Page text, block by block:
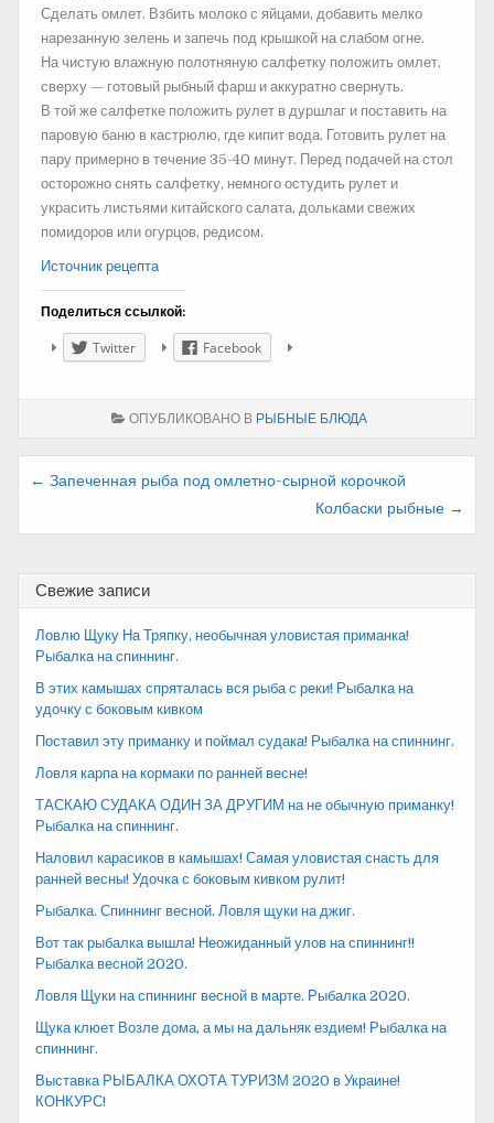
Сделать омлет. Взбить молоко с яйцами, добавить мелко
нарезанную зелень и запечь под крышкой на слабом огне.
На чистую влажную полотняную салфетку положить омлет,
сверху — готовый рыбный фарш и аккуратно свернуть.
В той же салфетке положить рулет в дуршлаг и поставить на
паровую баню в кастрюлю, где кипит вода. Готовить рулет на
пару примерно в течение 35-40 минут. Перед подачей на стол
осторожно снять салфетку, немного остудить рулет и
украсить листьями китайского салата, дольками свежих
помидоров или огурцов, редисом.
Источник рецепта
Поделиться ссылкой:
Twitter Facebook
ОПУБЛИКОВАНО В РЫБНЫЕ БЛЮДА
Навигация
← Запеченная рыба под омлетно-сырной корочкой
Колбаски рыбные →
Свежие записи
Ловлю Щуку На Тряпку, необычная уловистая приманка!
Рыбалка на спиннинг.
В этих камышах спряталась вся рыба с реки! Рыбалка на
удочку с боковым кивком
Поставил эту приманку и поймал судака! Рыбалка на спиннинг.
Ловля карпа на кормаки по ранней весне!
ТАСКАЮ СУДАКА ОДИН ЗА ДРУГИМ на не обычную приманку!
Рыбалка на спиннинг.
Наловил карасиков в камышах! Самая уловистая снасть для
ранней весны! Удочка с боковым кивком рулит!
Рыбалка. Спиннинг весной. Ловля щуки на джиг.
Вот так рыбалка вышла! Неожиданный улов на спиннинг!!
Рыбалка весной 2020.
Ловля Щуки на спиннинг весной в марте. Рыбалка 2020.
Щука клюет Возле дома, а мы на дальняк ездием! Рыбалка на
спиннинг.
Выставка РЫБАЛКА ОХОТА ТУРИЗМ 2020 в Украине!
КОНКУРС!